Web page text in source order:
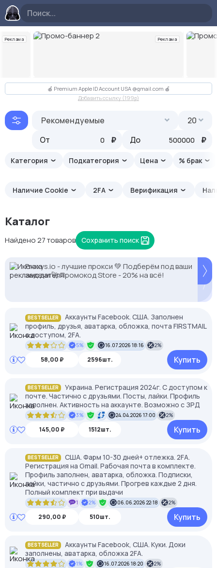
Реклама Реклама
Слайд 2 из 10
🍎 Premium Apple ID Account USA @gmail.com 🍎
Добавить ссылку (199p)
Рекомендуемые
От
₽ До ₽
20
Категория Подкатегория Цена % брак
Наличие Cookie 2FA Верификация
Каталог
Найдено 27 товаров Сохранить поиск
-35% на прокси с высоким IP Score. Промокод:
MASK35. Чистые IP, минимум банов.
2328.io — прием крипто платежей
Proxys.io - лучшие прокси 💚 Подберём под ваши
задачи 🚀 Промокод Store - 20% на всё!
BESTSELLER
Аккаунты Facebook. США. Заполнен
профиль, друзья, аватарка, обложка, почта FIRSTMAIL
с доступом, 2FА.
5% 16.07.2026 18:16 2%
58,00 ₽ 2596шт. Купить
BESTSELLER
Украина. Регистрация 2024г. С доступом к
почте. Частично с друзьями. Посты, лайки. Профиль
заполнен. Активность на аккаунте. Возможно с ЗРД
3% 24.04.2026 17:00 2%
145,00 ₽ 1512шт. Купить
BESTSELLER
США. Фарм 10-30 дней+ отлежка. 2FA.
Регистрация на Gmail. Рабочая почта в комплекте.
Профиль заполнен, аватарка, обложка. Подписки,
лайки, частично с друзьями. Прогрев каждые 2 дня.
Полный комплект при выдачи
1 2% 06.06.2026 22:18 2%
290,00 ₽ 510шт. Купить
BESTSELLER
Аккаунты Facebook, США. Куки. Доки
заполнены, аватарка, обложка 2FA.
1% 16.07.2026 18:20 2%